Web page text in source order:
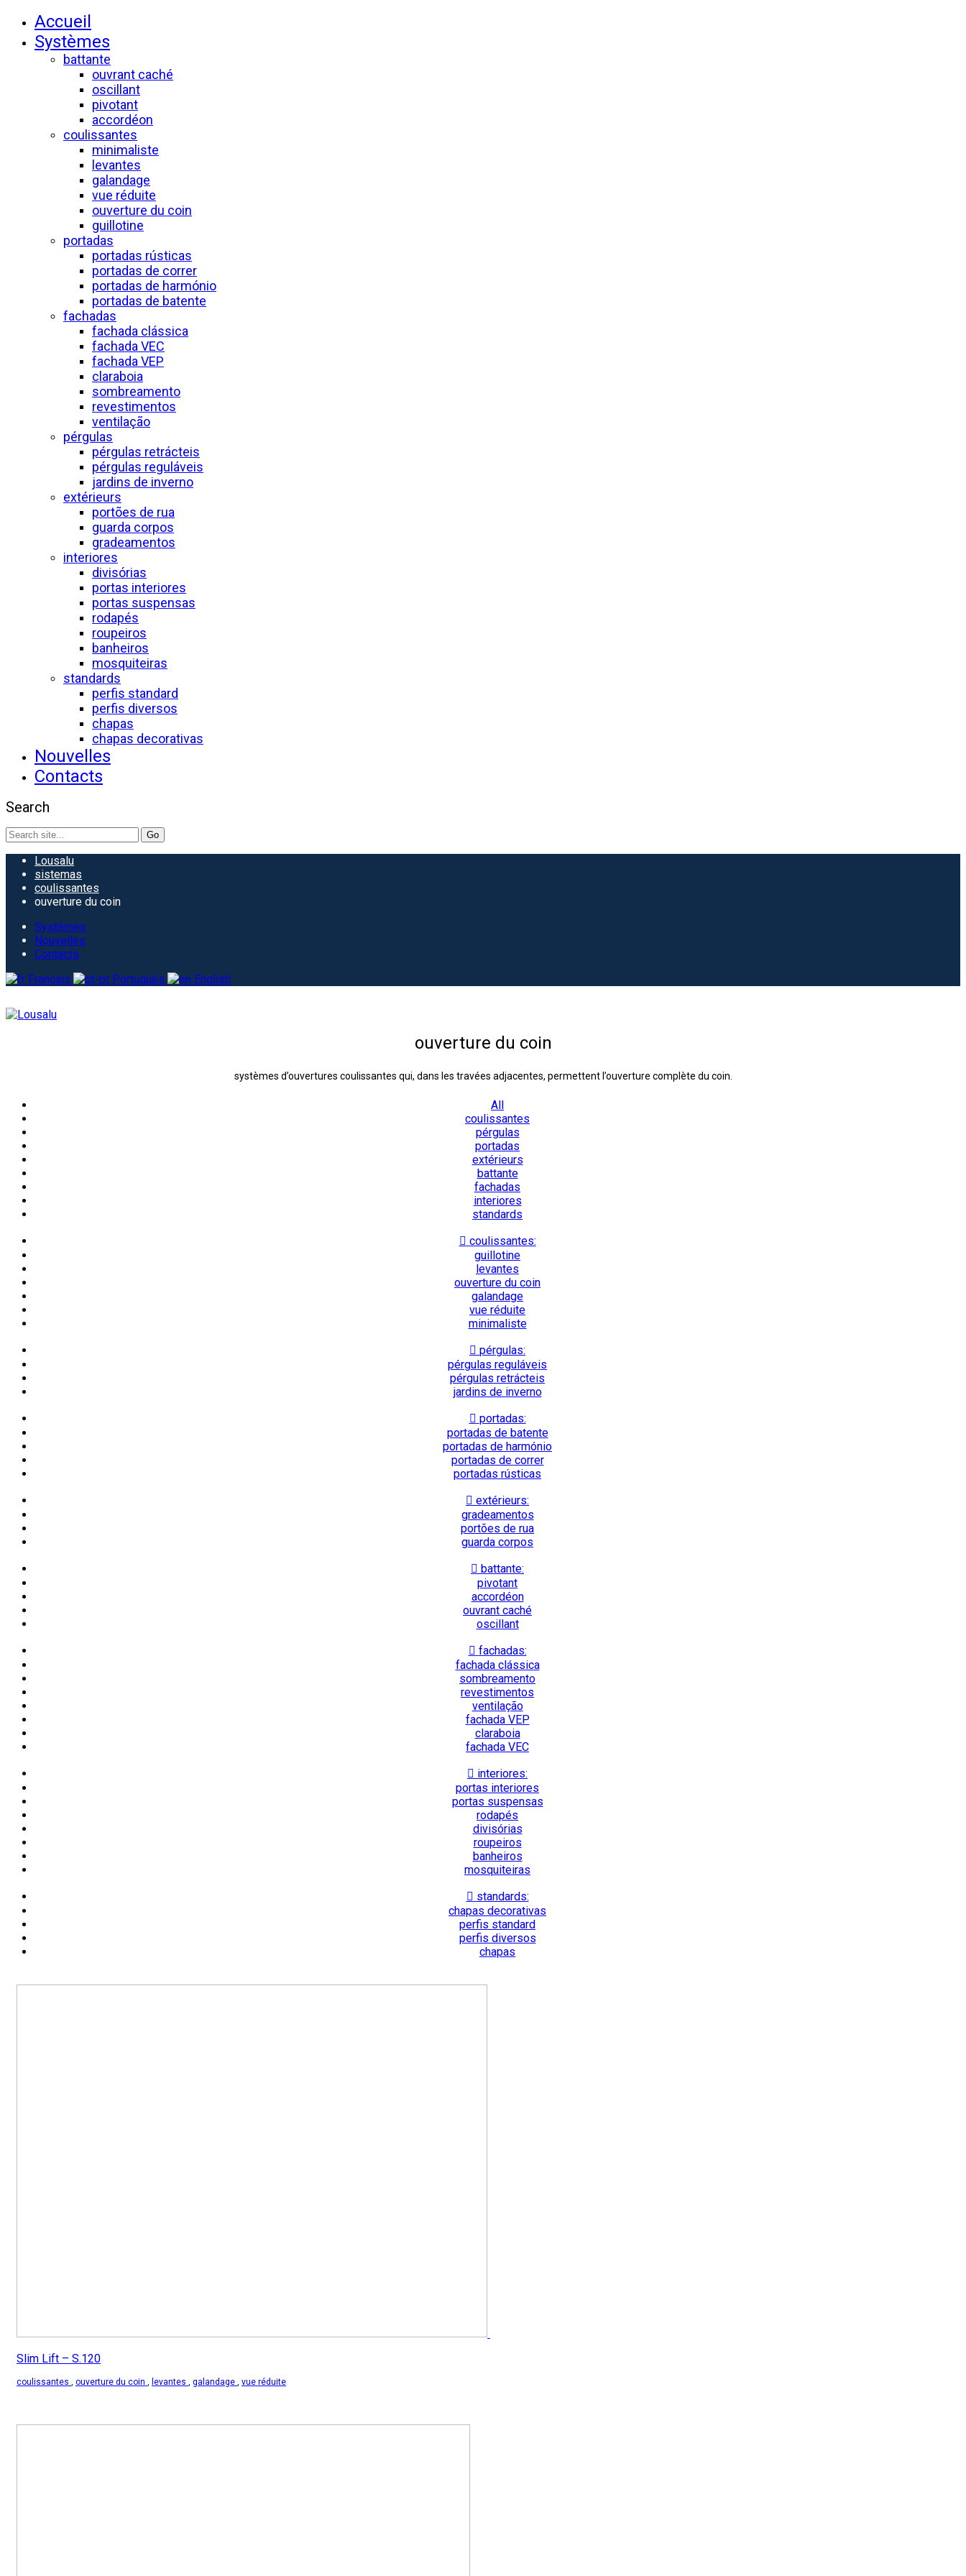
Accueil
Systèmes
battante
ouvrant caché
oscillant
pivotant
accordéon
coulissantes
minimaliste
levantes
galandage
vue réduite
ouverture du coin
guillotine
portadas
portadas rústicas
portadas de correr
portadas de harmónio
portadas de batente
fachadas
fachada clássica
fachada VEC
fachada VEP
claraboia
sombreamento
revestimentos
ventilação
pérgulas
pérgulas retrácteis
pérgulas reguláveis
jardins de inverno
extérieurs
portões de rua
guarda corpos
gradeamentos
interiores
divisórias
portas interiores
portas suspensas
rodapés
roupeiros
banheiros
mosquiteiras
standards
perfis standard
perfis diversos
chapas
chapas decorativas
Nouvelles
Contacts
Search
Search
for:
Lousalu
sistemas
coulissantes
ouverture du coin
Systèmes
Nouvelles
Contacts
Français
Português English
ouverture du coin
systèmes d’ouvertures coulissantes qui, dans les travées adjacentes, permettent l’ouverture complète du coin.
All
coulissantes
pérgulas
portadas
extérieurs
battante
fachadas
interiores
standards
coulissantes:
guillotine
levantes
ouverture du coin
galandage
vue réduite
minimaliste
pérgulas:
pérgulas reguláveis
pérgulas retrácteis
jardins de inverno
portadas:
portadas de batente
portadas de harmónio
portadas de correr
portadas rústicas
extérieurs:
gradeamentos
portões de rua
guarda corpos
battante:
pivotant
accordéon
ouvrant caché
oscillant
fachadas:
fachada clássica
sombreamento
revestimentos
ventilação
fachada VEP
claraboia
fachada VEC
interiores:
portas interiores
portas suspensas
rodapés
divisórias
roupeiros
banheiros
mosquiteiras
standards:
chapas decorativas
perfis standard
perfis diversos
chapas
Slim Lift – S.120
coulissantes , ouverture du coin , levantes , galandage , vue réduite